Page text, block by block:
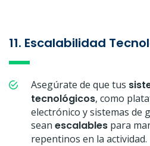
11. Escalabilidad
Asegúrate de que tus
tecnológicos, como
electrónico y sistemas de
sean escalables para
repentinos en la actividad.